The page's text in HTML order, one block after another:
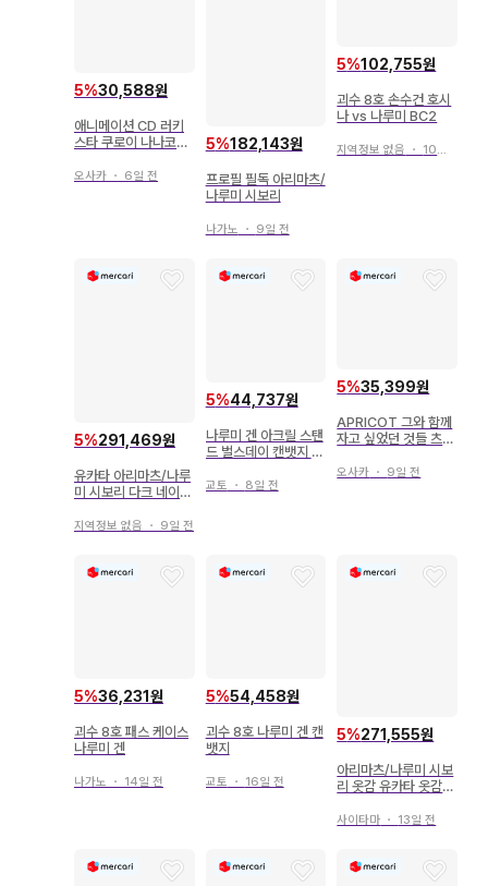
5%30,588원
애니메이션 CD 러키
스타 쿠로이 나나코&
캐릭터 송 12
오사카 ・ 6일 전
5%182,143원
프로필 필독 아리마츠/
나루미 시보리
나가노 ・ 9일 전
5%102,755원
괴수 8호 손수건 호시
나 vs 나루미 BC2
지역정보 없음 ・ 10일 전
5%291,469원
유카타 아리마츠/나루
미 시보리 다크 네이비
지역정보 없음 ・ 9일 전
5%44,737원
나루미 겐 아크릴 스탠
드 벌스데이 캔뱃지 점
교토 ・ 8일 전
5%35,399원
APRICOT 그와 함께
자고 싶었던 것들 츠바
지
오사카 ・ 9일 전
5%36,231원
괴수 8호 패스 케이스
나루미 겐
나가노 ・ 14일 전
5%54,458원
괴수 8호 나루미 겐 캔
뱃지
교토 ・ 16일 전
5%271,555원
아리마츠/나루미 시보
리 옷감 유카타 옷감
품 폭 조절 완료
사이타마 ・ 13일 전